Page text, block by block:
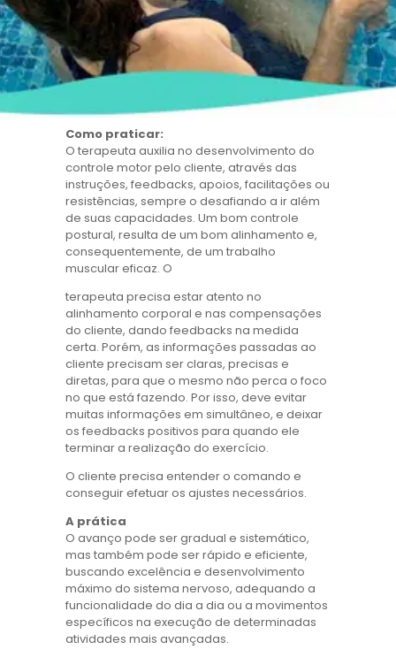
Como praticar:
O terapeuta auxilia no desenvolvimento do
controle motor pelo cliente, através das
instruções, feedbacks, apoios, facilitações ou
resistências, sempre o desafiando a ir além
de suas capacidades. Um bom controle
postural, resulta de um bom alinhamento e,
consequentemente, de um trabalho
muscular eficaz. O
terapeuta precisa estar atento no
alinhamento corporal e nas compensações
do cliente, dando feedbacks na medida
certa. Porém, as informações passadas ao
cliente precisam ser claras, precisas e
diretas, para que o mesmo não perca o foco
no que está fazendo. Por isso, deve evitar
muitas informações em simultâneo, e deixar
os feedbacks positivos para quando ele
terminar a realização do exercício.
O cliente precisa entender o comando e
conseguir efetuar os ajustes necessários.
A prática
O avanço pode ser gradual e sistemático,
mas também pode ser rápido e eficiente,
buscando excelência e desenvolvimento
máximo do sistema nervoso, adequando a
funcionalidade do dia a dia ou a movimentos
específicos na execução de determinadas
atividades mais avançadas.